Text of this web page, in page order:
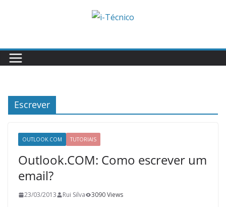
Escrever
OUTLOOK.COM TUTORIAIS
Outlook.COM: Como escrever um
email?
23/03/2013 Rui Silva 3090 Views